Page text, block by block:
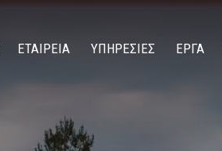
ΕΤΑΙΡΕΙΑ ΥΠΗΡΕΣΙΕΣ ΕΡΓΑ